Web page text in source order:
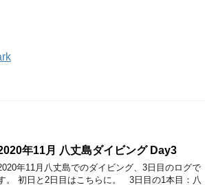
年11月 八丈島ダイビング Day3
年11月八丈島でのダイビング、3日目のログで
。 初日と2日目はこちらに。 3日目の1本目：八